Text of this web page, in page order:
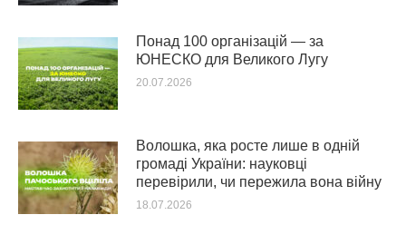
Понад 100 організацій — за
ЮНЕСКО для Великого Лугу
20.07.2026
Волошка, яка росте лише в одній
громаді України: науковці
перевірили, чи пережила вона війну
18.07.2026